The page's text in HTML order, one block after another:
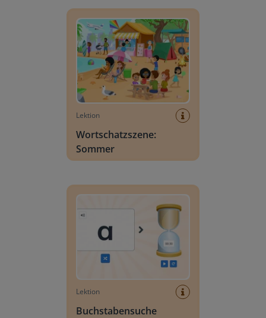
Lektion
Wortschatzszene:
Sommer
Lektion
Buchstabensuche